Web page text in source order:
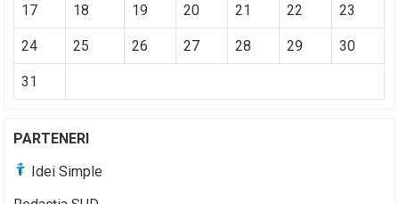
17 18 19 20 21 22 23
24 25 26 27 28 29 30
31
PARTENERI
Idei Simple